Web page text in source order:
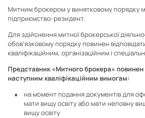
Митним брокером у винятковому порядку
підприємство-резидент.
Для здійснення митної брокерської
обов'язковому порядку повинен
кваліфікаційним, організаційним і
Представник «Митного брокера» повинен
наступним кваліфікаційним вимогам:
на момент подання документів для
мати вищу освіту або мати неповну
вищу освіту